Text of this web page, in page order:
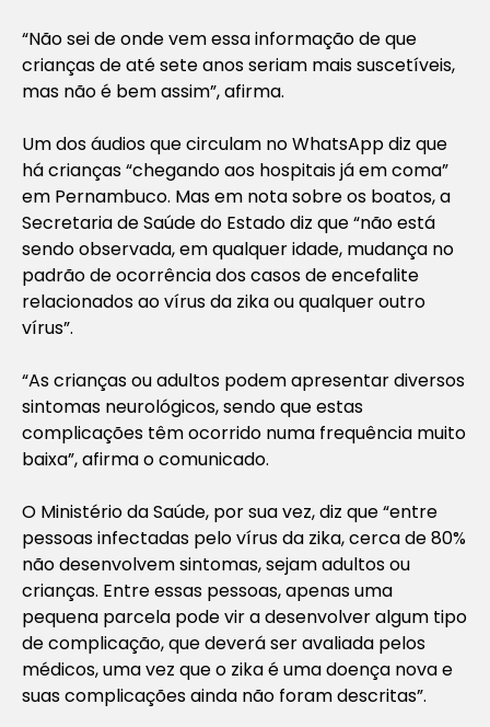
“Não sei de onde vem essa informação de que
crianças de até sete anos seriam mais suscetíveis,
mas não é bem assim”, afirma.
Um dos áudios que circulam no WhatsApp diz que
há crianças “chegando aos hospitais já em coma”
em Pernambuco. Mas em nota sobre os boatos, a
Secretaria de Saúde do Estado diz que “não está
sendo observada, em qualquer idade, mudança no
padrão de ocorrência dos casos de encefalite
relacionados ao vírus da zika ou qualquer outro
vírus”.
“As crianças ou adultos podem apresentar diversos
sintomas neurológicos, sendo que estas
complicações têm ocorrido numa frequência muito
baixa”, afirma o comunicado.
O Ministério da Saúde, por sua vez, diz que “entre
pessoas infectadas pelo vírus da zika, cerca de 80%
não desenvolvem sintomas, sejam adultos ou
crianças. Entre essas pessoas, apenas uma
pequena parcela pode vir a desenvolver algum tipo
de complicação, que deverá ser avaliada pelos
médicos, uma vez que o zika é uma doença nova e
suas complicações ainda não foram descritas”.